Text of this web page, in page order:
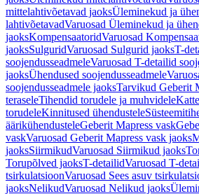
mittelahtivõetavad jaoksÜleminekud ja
lahtivõetavadVaruosad Üleminekud ja
jaoksKompensaatoridVaruosad
jaoksSulguridVaruosad Sulgurid jaoksT-
soojendusseadmeleVaruosad T-detailid
jaoksÜhendused soojendusseadmele
soojendusseadmele jaoksTarvikud Geberit
teraseleTihendid torudele ja muhvidele
torudeleKinnitused ühendustele
äärikühendusteleGeberit Mapress vask
vaskVaruosad Geberit Mapress vask jaoks
jaoksSiirmikudVaruosad Siirmikud jaoks
Torupõlved jaoksT-detailidVaruosad T-
tsirkulatsioonVaruosad Sees asuv
jaoksNelikudVaruosad Nelikud jaoks